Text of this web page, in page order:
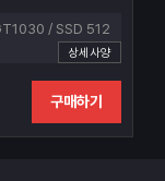
/ SSD 512
상세사양
구매하기